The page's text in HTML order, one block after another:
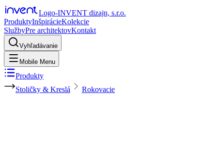
Logo-INVENT dizajn, s.r.o.
ProduktyInšpirácieKolekcie
SlužbyPre architektovKontakt
Vyhľadávanie
Mobile Menu
Produkty
Stoličky & Kreslá
Rokovacie